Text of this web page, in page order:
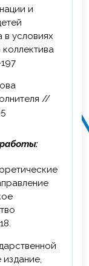
в условиях
//
издание,